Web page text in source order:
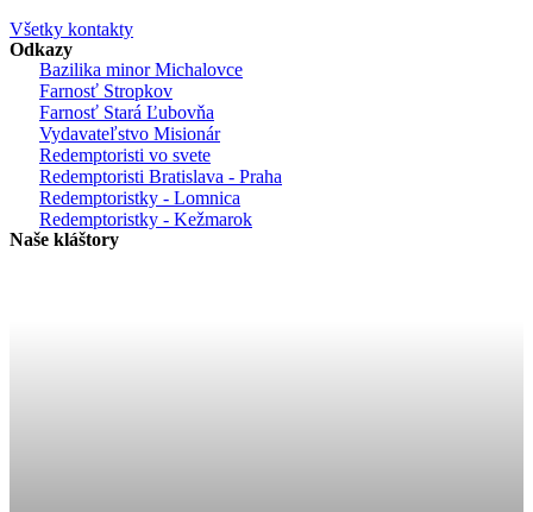
Všetky kontakty
Odkazy
Bazilika minor Michalovce
Farnosť Stropkov
Farnosť Stará Ľubovňa
Vydavateľstvo Misionár
Redemptoristi vo svete
Redemptoristi Bratislava - Praha
Redemptoristky - Lomnica
Redemptoristky - Kežmarok
Naše kláštory